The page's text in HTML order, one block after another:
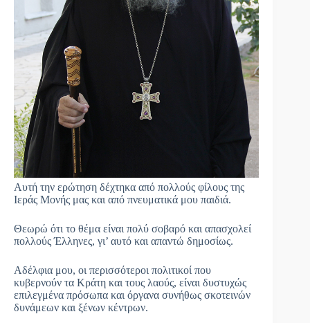
Αυτή την ερώτηση δέχτηκα από πολλούς φίλους της
Ιεράς Μονής μας και από πνευματικά μου παιδιά.
Θεωρώ ότι το θέμα είναι πολύ σοβαρό και απασχολεί
πολλούς Έλληνες, γι’ αυτό και απαντώ δημοσίως.
Αδέλφια μου, οι περισσότεροι πολιτικοί που
κυβερνούν τα Κράτη και τους λαούς, είναι δυστυχώς
επιλεγμένα πρόσωπα και όργανα συνήθως σκοτεινών
δυνάμεων και ξένων κέντρων.